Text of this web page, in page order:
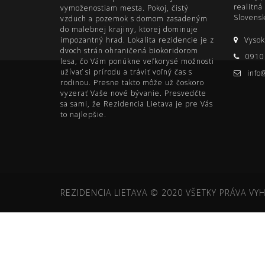
vymoženostiam mesta. Pokoj, čistý
vzduch a pozemok s domom zasadeným
do malebnej krajiny, ktorej dominuje
impozantný hrad. Lokalita rezidencie je z
dvoch strán ohraničená biokoridorom
lesa, čo Vám ponúkne veľkorysé možnosti
užívať si prírodu a tráviť voľný čas s
rodinou. Presne takto môže už čoskoro
vyzerať Vaše nové bývanie. Presvedčte
sa sami, že Rezidencia Lietava je pre Vás
to najlepšie.
realitná
REZIDENCIA LIETAVA © 2020 VŠETKY PRÁVA